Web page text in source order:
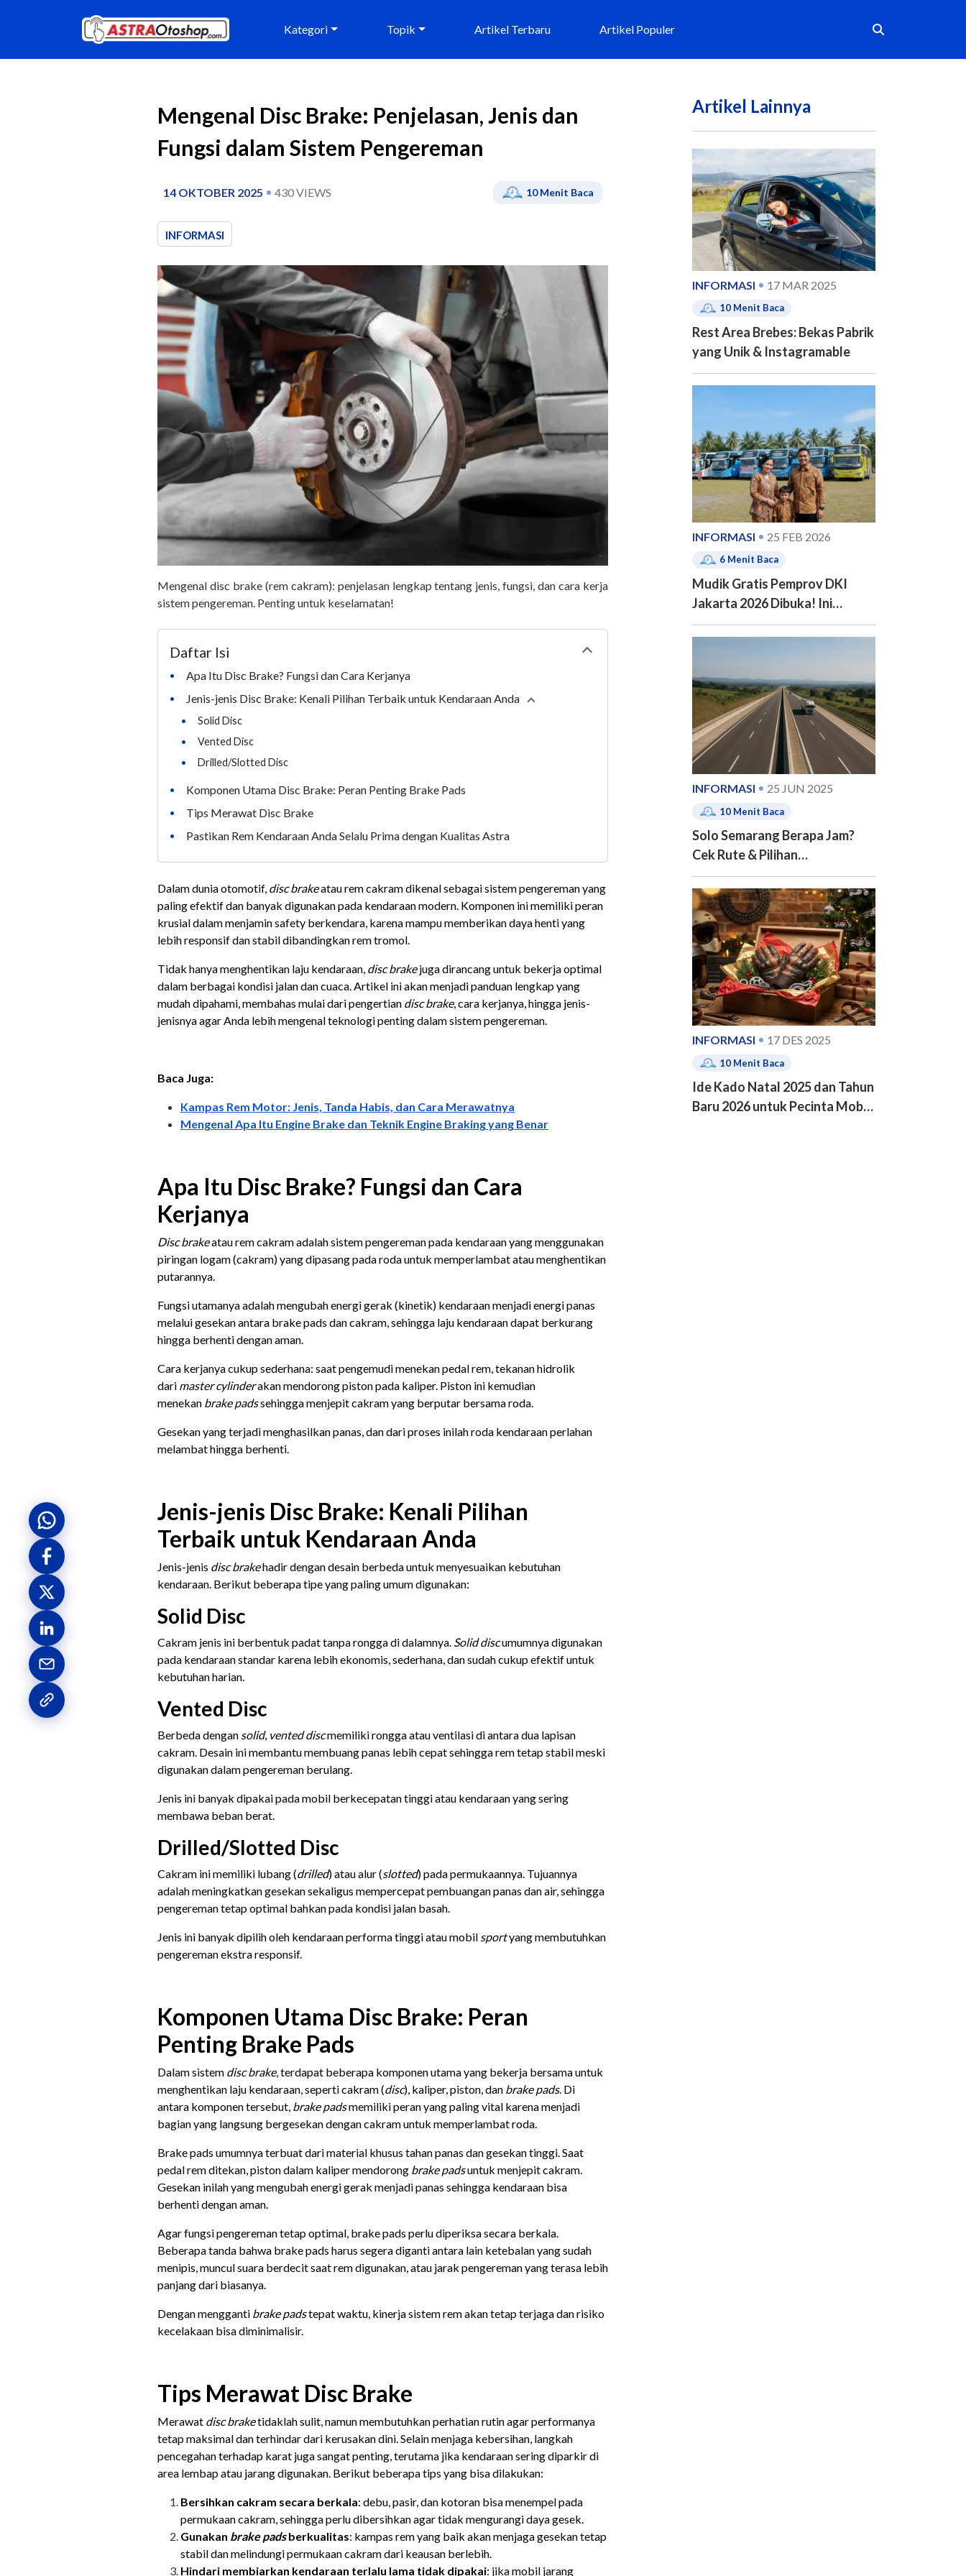
Kategori Topik Artikel Terbaru Artikel Populer
Mengenal Disc Brake: Penjelasan, Jenis dan
Fungsi dalam Sistem Pengereman
14 OKTOBER 2025 430VIEWS 10Menit Baca
INFORMASI
Mengenal disc brake (rem cakram): penjelasan lengkap tentang jenis, fungsi, dan cara kerja
sistem pengereman. Penting untuk keselamatan!
Daftar Isi
•
Apa Itu Disc Brake? Fungsi dan Cara Kerjanya
• Jenis-jenis Disc Brake: Kenali Pilihan Terbaik untuk Kendaraan Anda Collapse
•
Solid Disc
•
Vented Disc
•
Drilled/Slotted Disc
• Komponen Utama Disc Brake: Peran Penting Brake Pads
• Tips Merawat Disc Brake
• Pastikan Rem Kendaraan Anda Selalu Prima dengan Kualitas Astra
Dalam dunia otomotif, disc brakeatau rem cakram dikenal sebagai sistem pengereman yang
paling efektif dan banyak digunakan pada kendaraan modern. Komponen ini memiliki peran
krusial dalam menjamin safety berkendara, karena mampu memberikan daya henti yang
lebih responsif dan stabil dibandingkan rem tromol.
Tidak hanya menghentikan laju kendaraan, disc brakejuga dirancang untuk bekerja optimal
dalam berbagai kondisi jalan dan cuaca. Artikel ini akan menjadi panduan lengkap yang
mudah dipahami, membahas mulai dari pengertian disc brake, cara kerjanya, hingga jenis-
jenisnya agar Anda lebih mengenal teknologi penting dalam sistem pengereman.
Baca Juga:
Kampas Rem Motor: Jenis, Tanda Habis, dan Cara Merawatnya
Mengenal Apa Itu Engine Brake dan Teknik Engine Braking yang Benar
Apa Itu Disc Brake? Fungsi dan Cara
Kerjanya
Disc brakeatau rem cakram adalah sistem pengereman pada kendaraan yang menggunakan
piringan logam (cakram) yang dipasang pada roda untuk memperlambat atau menghentikan
putarannya.
Fungsi utamanya adalah mengubah energi gerak (kinetik) kendaraan menjadi energi panas
melalui gesekan antara brake pads dan cakram, sehingga laju kendaraan dapat berkurang
hingga berhenti dengan aman.
Cara kerjanya cukup sederhana: saat pengemudi menekan pedal rem, tekanan hidrolik
dari master cylinderakan mendorong piston pada kaliper. Piston ini kemudian
menekan brake padssehingga menjepit cakram yang berputar bersama roda.
Gesekan yang terjadi menghasilkan panas, dan dari proses inilah roda kendaraan perlahan
melambat hingga berhenti.
Jenis-jenis Disc Brake: Kenali Pilihan
Terbaik untuk Kendaraan Anda
Jenis-jenis disc brakehadir dengan desain berbeda untuk menyesuaikan kebutuhan
kendaraan. Berikut beberapa tipe yang paling umum digunakan:
Solid Disc
Cakram jenis ini berbentuk padat tanpa rongga di dalamnya. Solid discumumnya digunakan
pada kendaraan standar karena lebih ekonomis, sederhana, dan sudah cukup efektif untuk
kebutuhan harian.
Vented Disc
Berbeda dengan solid, vented discmemiliki rongga atau ventilasi di antara dua lapisan
cakram. Desain ini membantu membuang panas lebih cepat sehingga rem tetap stabil meski
digunakan dalam pengereman berulang.
Jenis ini banyak dipakai pada mobil berkecepatan tinggi atau kendaraan yang sering
membawa beban berat.
Drilled/Slotted Disc
Cakram ini memiliki lubang (drilled) atau alur (slotted) pada permukaannya. Tujuannya
adalah meningkatkan gesekan sekaligus mempercepat pembuangan panas dan air, sehingga
pengereman tetap optimal bahkan pada kondisi jalan basah.
Jenis ini banyak dipilih oleh kendaraan performa tinggi atau mobil sportyang membutuhkan
pengereman ekstra responsif.
Komponen Utama Disc Brake: Peran
Penting Brake Pads
Dalam sistem disc brake, terdapat beberapa komponen utama yang bekerja bersama untuk
menghentikan laju kendaraan, seperti cakram (disc), kaliper, piston, dan brake pads. Di
antara komponen tersebut, brake padsmemiliki peran yang paling vital karena menjadi
bagian yang langsung bergesekan dengan cakram untuk memperlambat roda.
Brake pads umumnya terbuat dari material khusus tahan panas dan gesekan tinggi. Saat
pedal rem ditekan, piston dalam kaliper mendorong brake padsuntuk menjepit cakram.
Gesekan inilah yang mengubah energi gerak menjadi panas sehingga kendaraan bisa
berhenti dengan aman.
Agar fungsi pengereman tetap optimal, brake pads perlu diperiksa secara berkala.
Beberapa tanda bahwa brake pads harus segera diganti antara lain ketebalan yang sudah
menipis, muncul suara berdecit saat rem digunakan, atau jarak pengereman yang terasa lebih
panjang dari biasanya.
Dengan mengganti brake padstepat waktu, kinerja sistem rem akan tetap terjaga dan risiko
kecelakaan bisa diminimalisir.
Tips Merawat Disc Brake
Merawat disc braketidaklah sulit, namun membutuhkan perhatian rutin agar performanya
tetap maksimal dan terhindar dari kerusakan dini. Selain menjaga kebersihan, langkah
pencegahan terhadap karat juga sangat penting, terutama jika kendaraan sering diparkir di
area lembap atau jarang digunakan. Berikut beberapa tips yang bisa dilakukan:
Bersihkan cakram secara berkala: debu, pasir, dan kotoran bisa menempel pada
permukaan cakram, sehingga perlu dibersihkan agar tidak mengurangi daya gesek.
Gunakan brake padsberkualitas: kampas rem yang baik akan menjaga gesekan tetap
stabil dan melindungi permukaan cakram dari keausan berlebih.
Hindari membiarkan kendaraan terlalu lama tidak dipakai: jika mobil jarang
Artikel Lainnya
INFORMASI 17 MAR 2025
10 Menit Baca
Rest Area Brebes: Bekas Pabrik
yang Unik & Instagramable
INFORMASI 25 FEB 2026
6 Menit Baca
Mudik Gratis Pemprov DKI
Jakarta 2026 Dibuka! Ini
Jadwal, 20 Kota Tujuan dan
Cara Pendaftarannya
INFORMASI 25 JUN 2025
10 Menit Baca
Solo Semarang Berapa Jam?
Cek Rute & Pilihan
Transportasinya
INFORMASI 17 DES 2025
10 Menit Baca
Ide Kado Natal 2025 dan Tahun
Baru 2026 untuk Pecinta Mobil